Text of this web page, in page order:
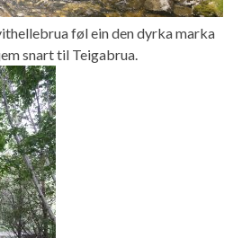
føl ein den dyrka marka
snart til Teigabrua.